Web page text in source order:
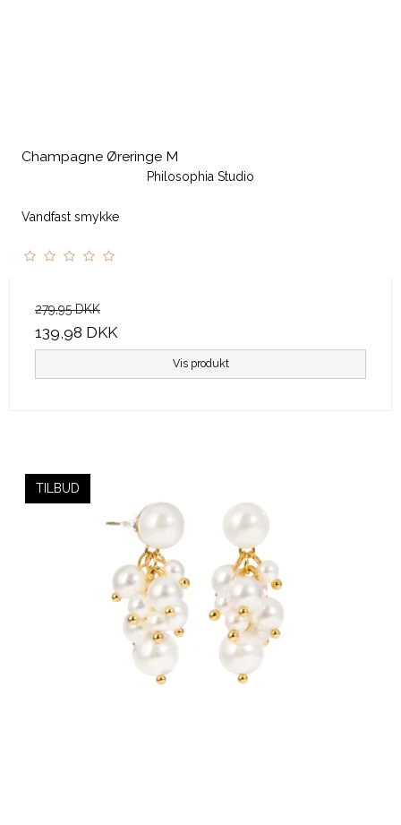
Champagne Øreringe M
Philosophia Studio
Vandfast smykke
279,95 DKK
139,98 DKK
Vis produkt
TILBUD